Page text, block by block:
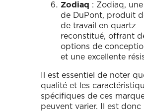
Zodiaq : Zodiaq,
de DuPont, produit
de travail en quartz
reconstitué, offrant
options de
et une excellente
Il est essentiel de noter
qualité et les
spécifiques de ces
peuvent varier. Il est donc